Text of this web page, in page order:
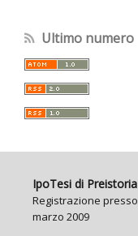
Ultimo numero
IpoTesi di Preistoria
Registrazione
marzo 2009